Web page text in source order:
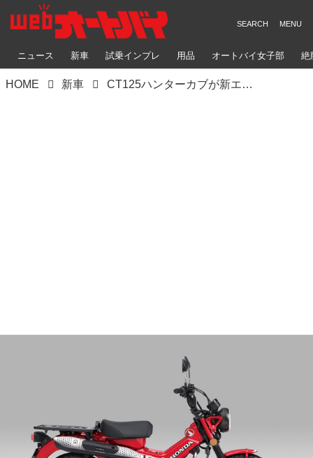
ニュース 新車 試乗インプレ 用品 オートバイ女子部 絶
HOME 新車 CT125ハンターカブが新エンジン搭載、大幅モデルチェンジ